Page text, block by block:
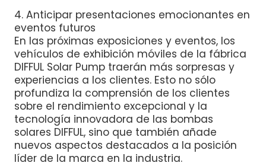
4. Anticipar presentaciones emocionantes en
eventos futuros
En las próximas exposiciones y eventos, los
vehículos de exhibición móviles de la fábrica
DIFFUL Solar Pump traerán más sorpresas y
experiencias a los clientes. Esto no sólo
profundiza la comprensión de los clientes
sobre el rendimiento excepcional y la
tecnología innovadora de las bombas
solares DIFFUL, sino que también añade
nuevos aspectos destacados a la posición
líder de la marca en la industria.